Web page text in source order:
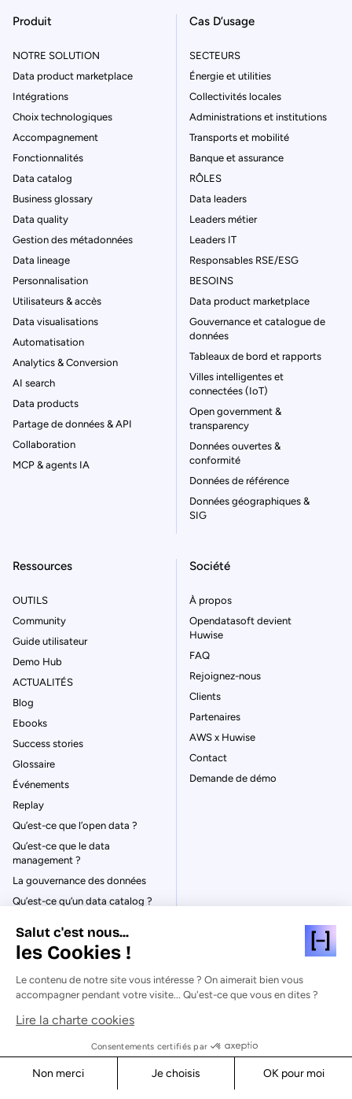
Produit
NOTRE SOLUTION
Data product marketplace
Intégrations
Choix technologiques
Accompagnement
Fonctionnalités
Data catalog
Business glossary
Data quality
Gestion des métadonnées
Data lineage
Personnalisation
Utilisateurs & accès
Data visualisations
Automatisation
Analytics & Conversion
AI search
Data products
Partage de données & API
Collaboration
MCP & agents IA
Cas D’usage
SECTEURS
Énergie et utilities
Collectivités locales
Administrations et institutions
Transports et mobilité
Banque et assurance
RÔLES
Data leaders
Leaders métier
Leaders IT
Responsables RSE/ESG
BESOINS
Data product marketplace
Gouvernance et catalogue de
données
Tableaux de bord et rapports
Villes intelligentes et
connectées (IoT)
Open government &
transparency
Données ouvertes &
conformité
Données de référence
Données géographiques &
SIG
Ressources
OUTILS
Community
Guide utilisateur
Demo Hub
ACTUALITÉS
Blog
Ebooks
Success stories
Glossaire
Événements
Replay
Qu’est-ce que l’open data ?
Qu’est-ce que le data
management ?
La gouvernance des données
Qu’est-ce qu’un data catalog ?
Société
À propos
Opendatasoft devient
Huwise
FAQ
Rejoignez-nous
Clients
Partenaires
AWS x Huwise
Contact
Demande de démo
© Huwise 2026
Politique de Confidentialité
Mentions légales & CGU
Salut c'est nous...
les Cookies !
Le contenu de notre site vous intéresse ? On aimerait bien vous
accompagner pendant votre visite... Qu'est-ce que vous en dites ?
Lire la charte cookies
Consentements certifiés par
Non merci Je choisis
OK pour moi